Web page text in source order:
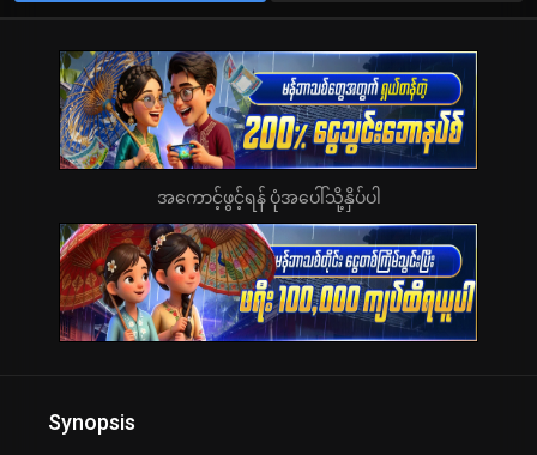
အကောင့်ဖွင့်ရန် ပုံအပေါ်သို့နှိပ်ပါ
Synopsis